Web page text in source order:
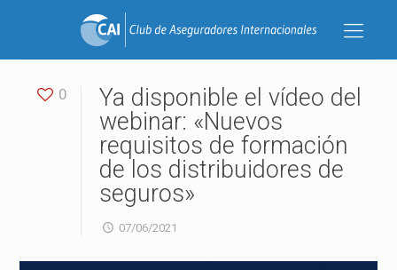
0
Ya disponible el vídeo del
webinar: «Nuevos
requisitos de formación
de los distribuidores de
seguros»
07/06/2021